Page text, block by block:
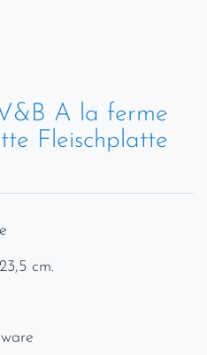
A la ferme
Fleischplatte
cm.